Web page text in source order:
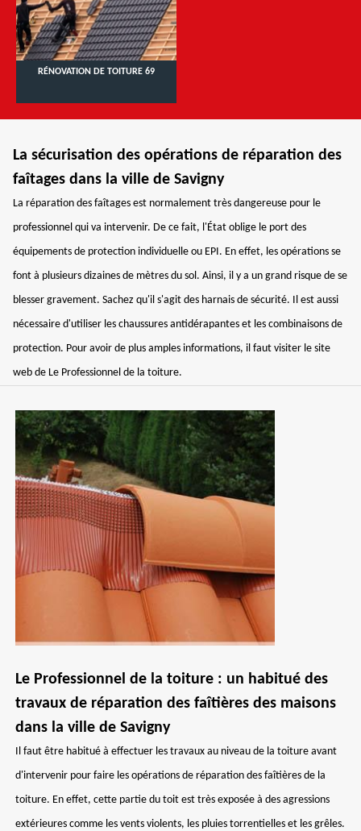
RÉNOVATION DE TOITURE 69
La sécurisation des opérations de réparation des
faîtages dans la ville de Savigny
La réparation des faîtages est normalement très dangereuse pour le
professionnel qui va intervenir. De ce fait, l'État oblige le port des
équipements de protection individuelle ou EPI. En effet, les opérations se
font à plusieurs dizaines de mètres du sol. Ainsi, il y a un grand risque de se
blesser gravement. Sachez qu'il s'agit des harnais de sécurité. Il est aussi
nécessaire d'utiliser les chaussures antidérapantes et les combinaisons de
protection. Pour avoir de plus amples informations, il faut visiter le site
web de Le Professionnel de la toiture.
Le Professionnel de la toiture : un habitué des
travaux de réparation des faîtières des maisons
dans la ville de Savigny
Il faut être habitué à effectuer les travaux au niveau de la toiture avant
d'intervenir pour faire les opérations de réparation des faîtières de la
toiture. En effet, cette partie du toit est très exposée à des agressions
extérieures comme les vents violents, les pluies torrentielles et les grêles.